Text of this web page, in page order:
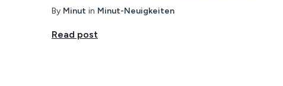
By Minut in Minut-Neuigkeiten
Read post